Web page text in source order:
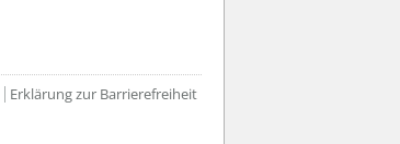
Erklärung zur Barrierefreiheit